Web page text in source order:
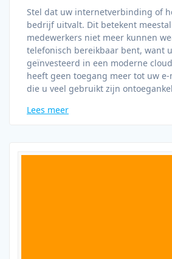
Stel dat uw internetverbinding of
bedrijf uitvalt. Dit betekent
medewerkers niet meer kunnen
telefonisch bereikbaar bent, want
geïnvesteerd in een moderne
heeft geen toegang meer tot uw
die u veel gebruikt zijn
Lees meer